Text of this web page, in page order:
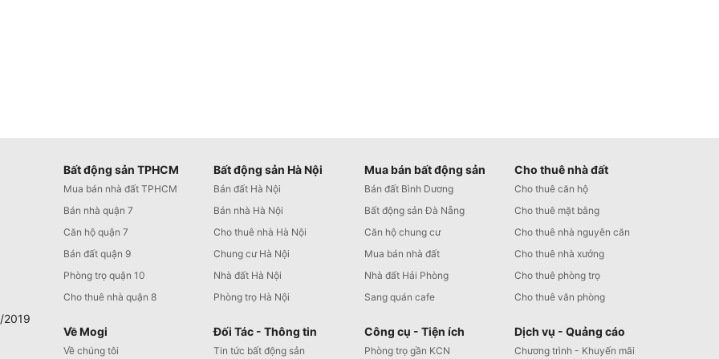
Bất động sản TPHCM
Mua bán nhà đất TPHCM
Bán nhà quận 7
Căn hộ quận 7
Bán đất quận 9
Phòng trọ quận 10
Cho thuê nhà quận 8
Bất động sản Hà Nội
Bán đất Hà Nội
Bán nhà Hà Nội
Cho thuê nhà Hà Nội
Chung cư Hà Nội
Nhà đất Hà Nội
Phòng trọ Hà Nội
Mua bán bất động sản
Bán đất Bình Dương
Bất động sản Đà Nẵng
Căn hộ chung cư
Mua bán nhà đất
Nhà đất Hải Phòng
Sang quán cafe
Cho thuê nhà đất
Cho thuê căn hộ
Cho thuê mặt bằng
Cho thuê nhà nguyên căn
Cho thuê nhà xưởng
Cho thuê phòng trọ
Cho thuê văn phòng
Về Mogi
Về chúng tôi
Đối Tác - Thông tin
Tin tức bất động sản
Công cụ - Tiện ích
Phòng trọ gần KCN
Dịch vụ - Quảng cáo
Chương trình - Khuyến mãi
2019